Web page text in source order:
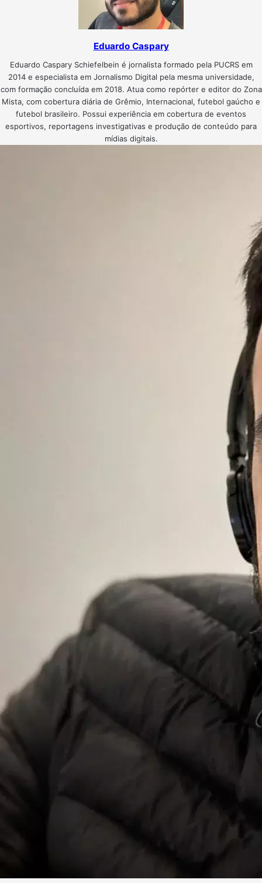
Eduardo Caspary
Eduardo Caspary Schiefelbein é jornalista formado pela PUCRS em
2014 e especialista em Jornalismo Digital pela mesma universidade,
com formação concluída em 2018. Atua como repórter e editor do Zona
Mista, com cobertura diária de Grêmio, Internacional, futebol gaúcho e
futebol brasileiro. Possui experiência em cobertura de eventos
esportivos, reportagens investigativas e produção de conteúdo para
mídias digitais.